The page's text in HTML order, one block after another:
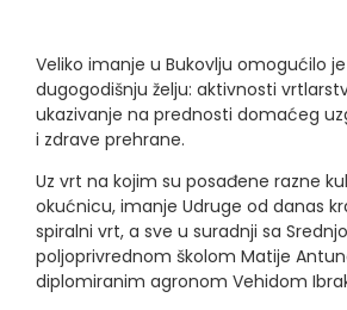
Veliko imanje u Bukovlju omogućilo je
dugogodišnju želju: aktivnosti
ukazivanje na prednosti domaćeg
i zdrave prehrane.
Uz vrt na kojim su posađene razne
okućnicu, imanje Udruge od danas
spiralni vrt, a sve u suradnji sa
poljoprivrednom školom Matije
diplomiranim agronom Vehidom